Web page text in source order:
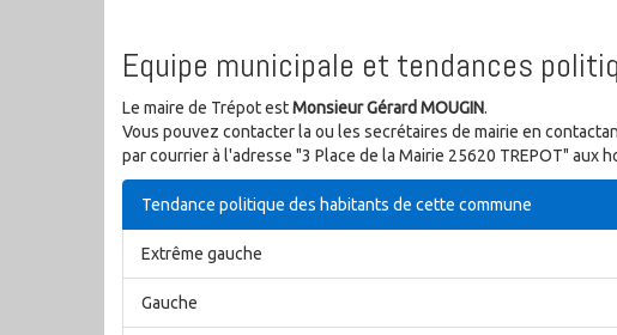
Equipe municipale et tendances
Le maire de Trépot estMonsieur Gérard MOUGIN.
Vous pouvez contacter la ou les secrétaires de mairie en
par courrier à l'adresse "3 Place de la Mairie 25620 TREPOT" aux
Tendance politique des habitants de cette commune
Extrême gauche
Gauche